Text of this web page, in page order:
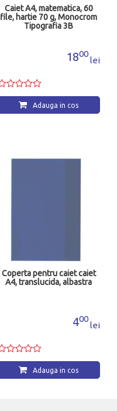
Caiet A4, matematica, 60
file, hartie 70 g, Monocrom
Tipografia 3B
1800
lei
Adauga in cos
Coperta pentru caiet caiet
A4, translucida, albastra
400
lei
Adauga in cos